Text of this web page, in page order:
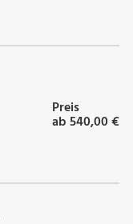
Preis
ab 540,00 €